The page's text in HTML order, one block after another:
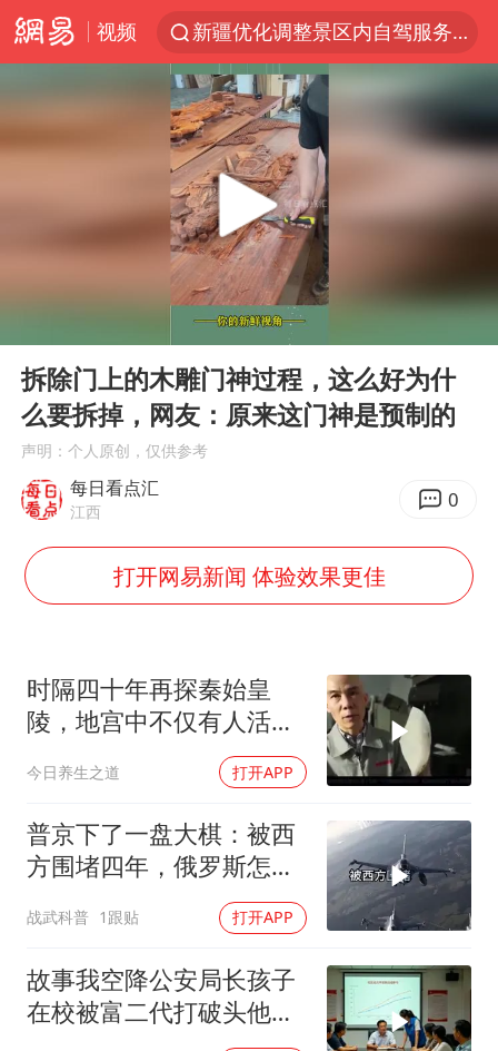
视频
新疆优化调整景区内自驾服务费
央视新主播李秋莹孙亚鹏亮相
情侣平潭拍日出坠崖1死1伤
老挝国会主席赛宋蓬逝世
黄金牛市回来了吗
茅台部分直营店飞天茅台提价
全民健身事业高质量发展
台当局重金为“台独”织“皇帝新衣”
几元成本的AI广告导致千万市值蒸发
《欢迎来龙餐馆》口碑
白海豚将正面袭击贯穿浙江
酒店回应车内过夜被收150元
杭州全市有序停课
乐享全民健身 共筑健康中国
Play
拆除门上的木雕门神过程，这么好为什
么要拆掉，网友：原来这门神是预制的
声明：个人原创，仅供参考
每日看点汇
江西 0
打开网易新闻 体验效果更佳
时隔四十年再探秦始皇
陵，地宫中不仅有人活
动，还发现了九层高楼
今日养生之道 打开APP
普京下了一盘大棋：被西
方围堵四年，俄罗斯怎么
反倒打出了国运翻盘？
战武科普 1跟贴 打开APP
故事我空降公安局长孩子
在校被富二代打破头他爹